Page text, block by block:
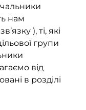
нам
), ті, які
групи
від
в розділі